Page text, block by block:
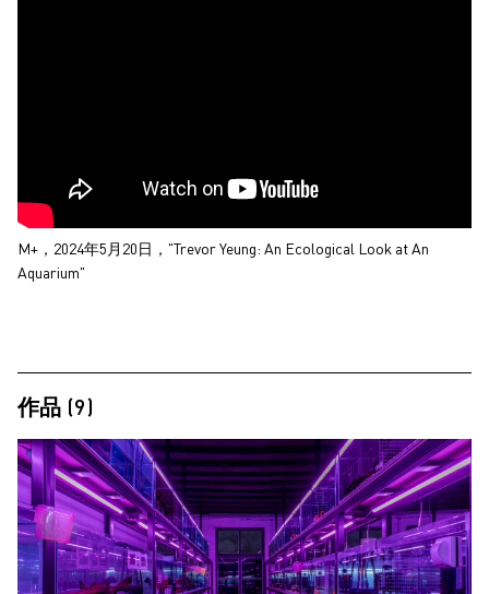
M+，2024年5月20日，"Trevor Yeung: An Ecological Look at An
Aquarium"
作品 (9)